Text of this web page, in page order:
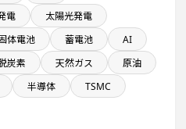
ジェクト
以上の企業一覧
上プロジェクト
電
太陽光発電
体電池 蓄電池
AI
炭素 天然ガス
原油
半導体
TSMC